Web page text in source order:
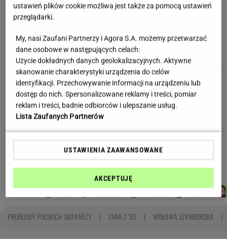
naprawdę wygląda edukacja domowa
MATERIAŁ PROMOCYJNY
Uciekli z Warszawy do
Łomianek. Dziś mówią o jednym: korkach
SUBSKRYPCJA
Wzięli pod lupę wielką reformę Muska. Gdzie
się podziały miliardy oszczędności?
MARIA KORCZ
Autorzy:
MICHAŁ
MACIEK
JOANNA
ŁUKASZ
PROBLEMY POLSKICH SIATKARZY ZNAK Z '30' WISŁAWA SZYMBORSKA
ustawień plików cookie możliwa jest także za pomocą ustawień
przeglądarki.
My, nasi Zaufani Partnerzy i Agora S.A. możemy przetwarzać
dane osobowe w następujących celach:
Użycie dokładnych danych geolokalizacyjnych. Aktywne
skanowanie charakterystyki urządzenia do celów
identyfikacji. Przechowywanie informacji na urządzeniu lub
dostęp do nich. Spersonalizowane reklamy i treści, pomiar
reklam i treści, badnie odbiorców i ulepszanie usług.
Lista Zaufanych Partnerów
USTAWIENIA ZAAWANSOWANE
AKCEPTUJĘ